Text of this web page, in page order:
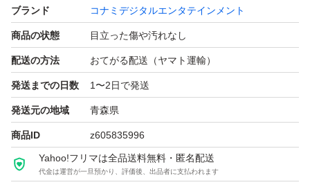
ブランド コナミデジタルエンタテインメント
商品の状態 目立った傷や汚れなし
配送の方法 おてがる配送（ヤマト運輸）
発送までの日数 1〜2日で発送
発送元の地域 青森県
商品ID z605835996
Yahoo!フリマは全品送料無料・匿名配送
代金は運営が一旦預かり、評価後、出品者に支払われます